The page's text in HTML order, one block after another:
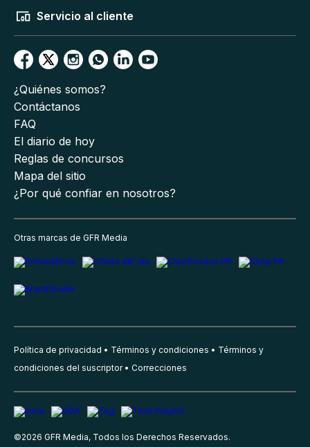
Servicio al cliente
¿Quiénes somos?
Contáctanos
FAQ
El diario de hoy
Reglas de concursos
Mapa del sitio
¿Por qué confiar en nosotros?
Otras marcas de GFR Media
Política de privacidad Términos y condiciones
Términos y
condiciones del suscriptor
Correcciones
©2026 GFR Media, Todos los Derechos Reservados.